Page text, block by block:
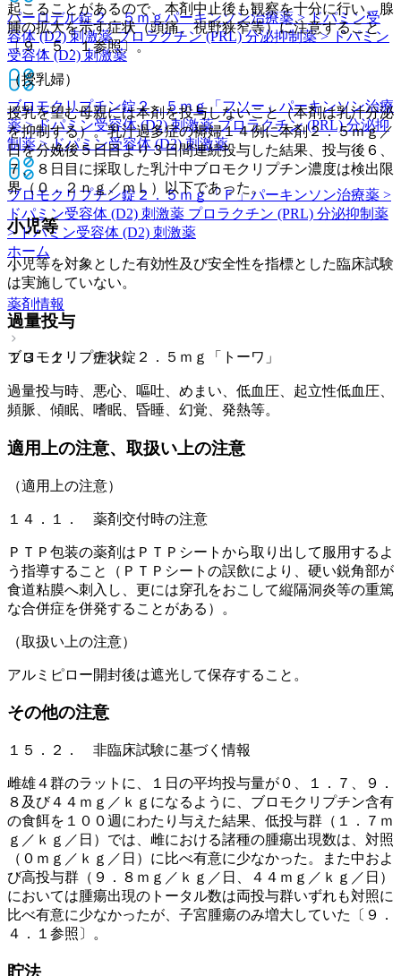
パーロデル錠２．５ｍｇ パーキンソン治療薬 > ドパミン受
容体 (D2) 刺激薬 プロラクチン (PRL) 分泌抑制薬 > ドパミン
受容体 (D2) 刺激薬
ブロモクリプチン錠２．５ｍｇ「フソー」パーキンソン治療
薬 > ドパミン受容体 (D2) 刺激薬 プロラクチン (PRL) 分泌抑
制薬 > ドパミン受容体 (D2) 刺激薬
ブロモクリプチン錠２．５ｍｇ「Ｆ」パーキンソン治療薬 >
ドパミン受容体 (D2) 刺激薬 プロラクチン (PRL) 分泌抑制薬
> ドパミン受容体 (D2) 刺激薬
ホーム
薬剤情報
ブロモクリプチン錠２．５ｍｇ「トーワ」
起こることがあるので、本剤中止後も観察を十分に行い、腺
腫の拡大を示す症状（頭痛、視野狭窄等）に注意すること
〔９．５．１参照〕。
（授乳婦）
授乳を望む母親には本剤を投与しないこと（本剤は乳汁分泌
を抑制する）。乳汁過多症の褥婦１４例に本剤２．５ｍｇ／
日を分娩後５日目より３日間連続投与した結果、投与後６、
７、８日目に採取した乳汁中ブロモクリプチン濃度は検出限
界（０．２ｎｇ／ｍＬ）以下であった。
小児等
小児等を対象とした有効性及び安全性を指標とした臨床試験
は実施していない。
過量投与
１３．１． 症状
過量投与時、悪心、嘔吐、めまい、低血圧、起立性低血圧、
頻脈、傾眠、嗜眠、昏睡、幻覚、発熱等。
適用上の注意、取扱い上の注意
（適用上の注意）
１４．１． 薬剤交付時の注意
ＰＴＰ包装の薬剤はＰＴＰシートから取り出して服用するよ
う指導すること（ＰＴＰシートの誤飲により、硬い鋭角部が
食道粘膜へ刺入し、更には穿孔をおこして縦隔洞炎等の重篤
な合併症を併発することがある）。
（取扱い上の注意）
アルミピロー開封後は遮光して保存すること。
その他の注意
１５．２． 非臨床試験に基づく情報
雌雄４群のラットに、１日の平均投与量が０、１．７、９．
８及び４４ｍｇ／ｋｇになるように、ブロモクリプチン含有
の食餌を１００週にわたり与えた結果、低投与群（１．７ｍ
ｇ／ｋｇ／日）では、雌における諸種の腫瘍出現数は、対照
（０ｍｇ／ｋｇ／日）に比べ有意に少なかった。また中およ
び高投与群（９．８ｍｇ／ｋｇ／日、４４ｍｇ／ｋｇ／日）
においては腫瘍出現のトータル数は両投与群いずれも対照に
比べ有意に少なかったが、子宮腫瘍のみ増大していた〔９．
４．１参照〕。
貯法